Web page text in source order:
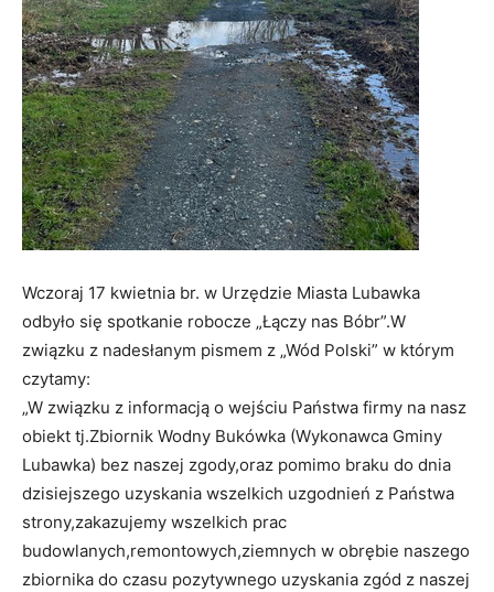
Wczoraj 17 kwietnia br. w Urzędzie Miasta Lubawka
odbyło się spotkanie robocze „Łączy nas Bóbr”.W
związku z nadesłanym pismem z „Wód Polski” w którym
czytamy:
„W związku z informacją o wejściu Państwa firmy na nasz
obiekt tj.Zbiornik Wodny Bukówka (Wykonawca Gminy
Lubawka) bez naszej zgody,oraz pomimo braku do dnia
dzisiejszego uzyskania wszelkich uzgodnień z Państwa
strony,zakazujemy wszelkich prac
budowlanych,remontowych,ziemnych w obrębie naszego
zbiornika do czasu pozytywnego uzyskania zgód z naszej